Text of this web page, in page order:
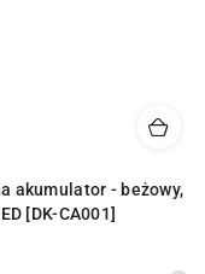
akumulator - beżowy,
[DK-CA001]